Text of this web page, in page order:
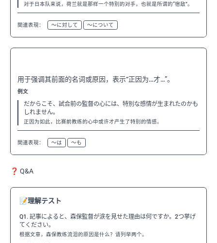
对于日本队来说，荷兰就是那样一个特别的对手，也就是所谓的“宿敌”。
関連表現： 〜に対して 〜について
用于强调其前面的名词或原因，表示“正因为…才…”。
例文
だからこそ、試合前の監督の心には、特別な感情が生まれたのかも
しれません。
正因为如此，比赛前教练的心中或许才产生了特别的情感。
関連表現： 〜は 〜も
❓ Q&A
📝理解テスト
Q1. 記事によると、森保監督が涙を見せた理由は何ですか。2つ挙げ
てください。
根据文章，森保教练流泪的原因是什么？请列举两个。